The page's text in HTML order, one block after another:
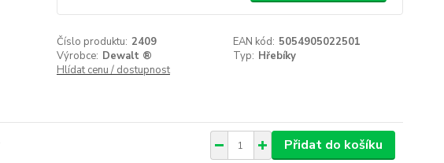
Číslo produktu: 2409 EAN kód: 5054905022501
Výrobce: Dewalt ® Typ: Hřebíky
Hlídat cenu / dostupnost
Přidat do košíku